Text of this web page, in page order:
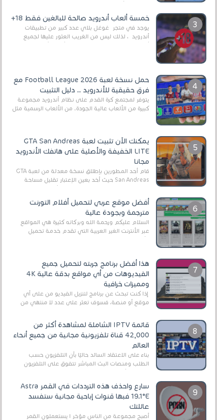
خمسة ألعاب أندرويد صالحة للبالغين فقط 18+
يوجد في متجر غوغل بلاي عدد كبير من تطبيقات
أندرويد ، لذلك ليس من الغريب العثور عليها لجميع
حمل نسخة لعبة Football League 2026 مع
فرق حقيقية للأندرويد .. دليل التثبيت
يتوفر لمجتمع كرة القدم على نظام أندرويد مجموعة
كبيرة من الألعاب عالية الجودة. من الألعاب الرسمية مثل
يمكنك الآن تثبيت لعبة GTA San Andreas
LITE الخفيفة والأصلية على هاتفك الأندرويد
مجانا
قام أحد المطورين بإطلاق نسخة معدلة من لعبة GTA
San Andreas حيث أخد بعين الإعتبار تقليل مساحة
أفضل موقع عربي لتحميل أفلام التورنت
مترجمة وبجودة عالية
السلام عليكم ورحمة الله وبركاته كثيرة هي المواقع
عبر الأنترنت الغير العربية التي تقدم خدمة تحميل
الأفلام على التورنت ، ومعظم هذه المواقع ل...
هذا أفضل برنامج جربته لتحميل جميع
الفيديوهات من أي مواقع بدقة عالية 4K
ومميزات خرافية
إذا كنت تبحث عن برنامج لتنزيل الفيديو من على أي
موقع أو منصة، فسوف تعثر على عدد لا منتهي من
قائمة IPTV الشاملة لمشاهدة أكثر من
42,000 قناة تلفزيونية مجانية من جميع أنحاء
العالم
بناءً على الاعتقاد السائد حاليًا بأن التلفزيون حسب
الطلب ومنصات البث المباشر تتفوق على التلفزيون
الرقمي الأرضي التقليدي، يُعدّ IPTV-org خيار...
سارع واحذف هذه الترددات في القمر Astra
19.1°E فبها قنوات إباحية مجانية ستفسد
عائلتك
أصبح مجموعة من الناس مؤخر ا يستعملون القمر